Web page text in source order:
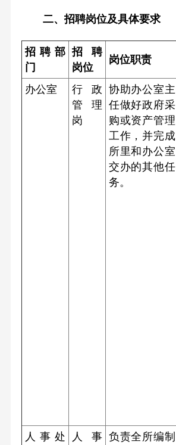
二、招聘岗位及具体要求
招聘部
门
招聘
岗位
岗位职责
办公室
行政
管理
岗
协助办公室主
任做好政府采
购或资产管理
工作，并完成
所里和办公室
交办的其他任
务。
人事处
人事 负责全所编制